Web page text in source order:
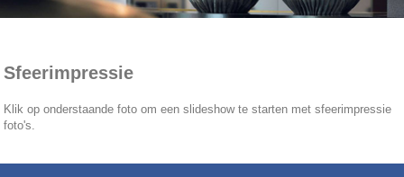
Sfeerimpressie
Klik op onderstaande foto om een slideshow te starten met sfeerimpressie
foto's.